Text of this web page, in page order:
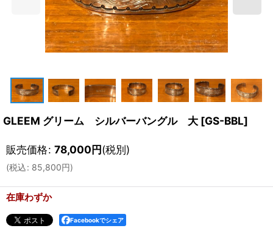
GLEEM グリーム シルバーバングル 大 [GS-BBL]
販売価格: 78,000円(税別)
(税込: 85,800円)
在庫わずか
Facebookでシェア